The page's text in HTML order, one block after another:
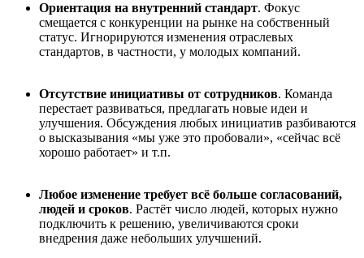
Ориентация на внутренний стандарт. Фокус
смещается с конкуренции на рынке на собственный
статус. Игнорируются изменения отраслевых
стандартов, в частности, у молодых компаний.
Отсутствие инициативы от сотрудников. Команда
перестает развиваться, предлагать новые идеи и
улучшения. Обсуждения любых инициатив разбиваются
о высказывания «мы уже это пробовали», «сейчас всё
хорошо работает» и т.п.
Любое изменение требует всё больше согласований,
людей и сроков. Растёт число людей, которых нужно
подключить к решению, увеличиваются сроки
внедрения даже небольших улучшений.